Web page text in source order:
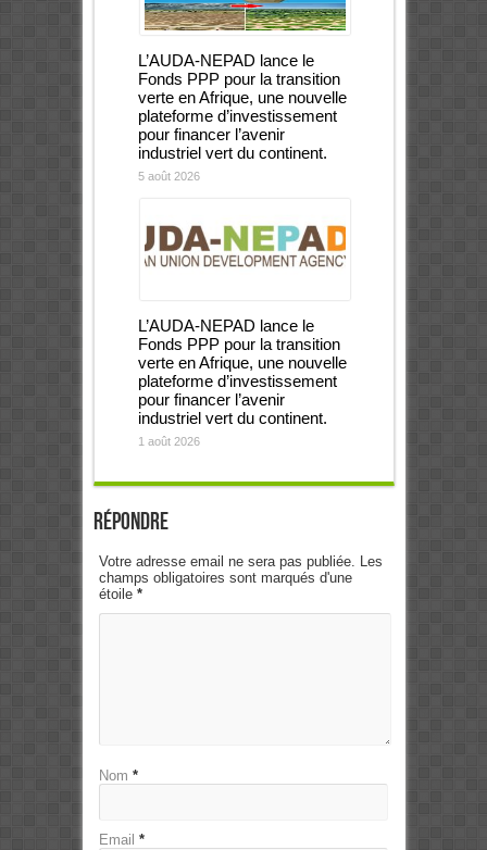
L’AUDA-NEPAD lance le
Fonds PPP pour la transition
verte en Afrique, une nouvelle
plateforme d’investissement
pour financer l’avenir
industriel vert du continent.
5 août 2026
L’AUDA-NEPAD lance le
Fonds PPP pour la transition
verte en Afrique, une nouvelle
plateforme d’investissement
pour financer l’avenir
industriel vert du continent.
1 août 2026
Répondre
Votre adresse email ne sera pas publiée. Les
champs obligatoires sont marqués d'une
étoile *
Nom *
Email *